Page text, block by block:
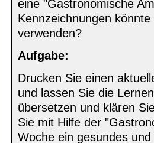
eine "Gastronomische
Kennzeichnungen
verwenden?
Aufgabe:
Drucken Sie einen
und lassen Sie die
übersetzen und klären
Sie mit Hilfe der
Woche ein gesundes